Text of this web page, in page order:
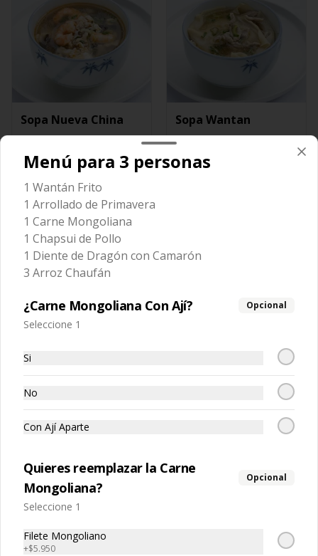
Sopa Nueva China
$7.650
Sopa Wantan
$6.650
Sopa de Mariscos
Tepan - Xiu
Menú para 3 personas
1 Wantán Frito
1 Arrollado de Primavera
1 Carne Mongoliana
1 Chapsui de Pollo
1 Diente de Dragón con Camarón
3 Arroz Chaufán
¿Carne Mongoliana Con Ají? Opcional
Seleccione 1
Si
No
Con Ají Aparte
Quieres reemplazar la Carne
Mongoliana?
Opcional
Seleccione 1
Filete Mongoliano
+$5.950